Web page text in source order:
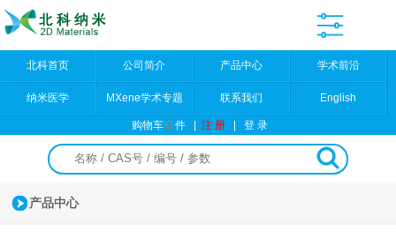
北科首页 公司简介 产品中心 学术前沿
纳米医学 MXene学术专题 联系我们 English
购物车0件 |注 册 |登 录
产品中心